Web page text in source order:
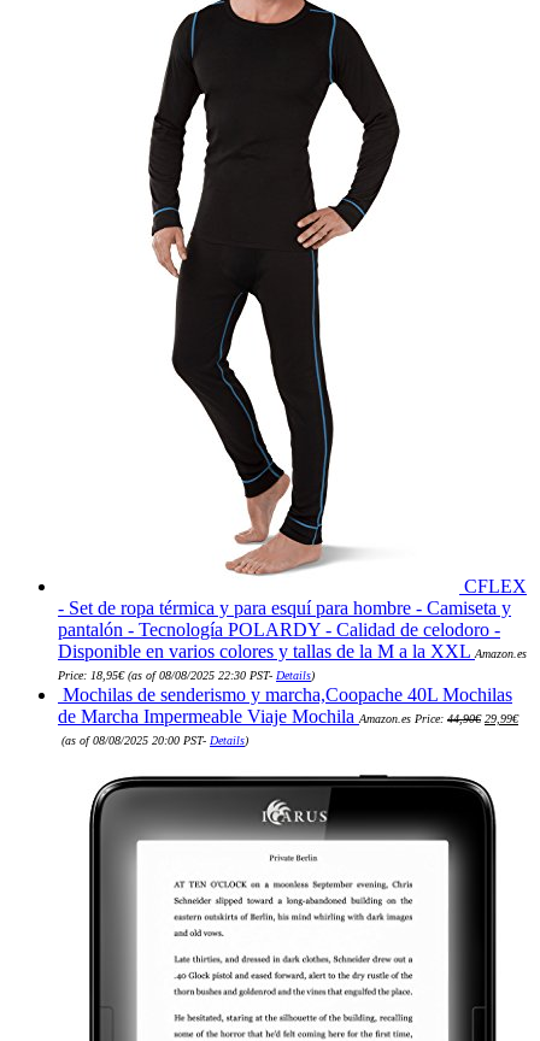
CFLEX
- Set de ropa térmica y para esquí para hombre - Camiseta y
pantalón - Tecnología POLARDY - Calidad de celodoro -
Disponible en varios colores y tallas de la M a la XXL Amazon.es
Price: 18,95€(as of 08/08/2025 22:30 PST- Details)
Mochilas de senderismo y marcha,Coopache 40L Mochilas
de Marcha Impermeable Viaje Mochila Amazon.es Price: 44,90€ precio
29,99€
precio
(as of 08/08/2025 20:00 PST- Details)